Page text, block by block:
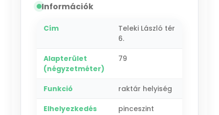
Információk
Cím
Teleki László tér
6.
Alapterület
(négyzetméter)
79
Funkció raktár helyiség
Elhelyezkedés pinceszint